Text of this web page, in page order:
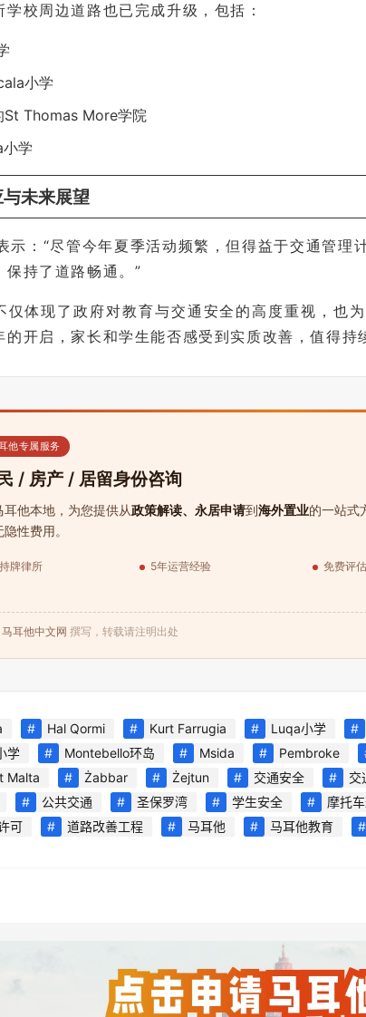
学校周边道路也已完成升级，包括：
小学
St Thomas More学院
学
未来展望
：“尽管今年夏季活动频繁，但得益于交通管理
保持了道路畅通。”
仅体现了政府对教育与交通安全的高度重视，也
的开启，家长和学生能否感受到实质改善，值得持
他专属服务
/ 房产 / 居留身份咨询
耳他本地，为您提供从政策解读、永居申请到海外置业的一站式
性费用。
牌律所 5年运营经验 免费评
马耳他中文网 撰写，转载请注明出处
Hal Qormi Kurt Farrugia Luqa小学
学
Montebello环岛 Msida Pembroke
Malta
Żabbar Żejtun 交通安全 交
公共交通 圣保罗湾 学生安全 摩托
可
道路改善工程 马耳他 马耳他教育